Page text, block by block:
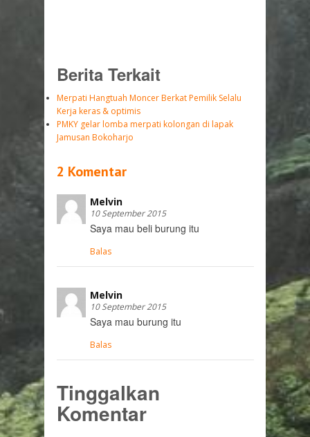
Berita Terkait
Merpati Hangtuah Moncer Berkat Pemilik Selalu
Kerja keras & optimis
PMKY gelar lomba merpati kolongan di lapak
Jamusan Bokoharjo
2 Komentar
Melvin
10 September 2015
Saya mau beli burung itu
Balas
Melvin
10 September 2015
Saya mau burung itu
Balas
Tinggalkan
Komentar